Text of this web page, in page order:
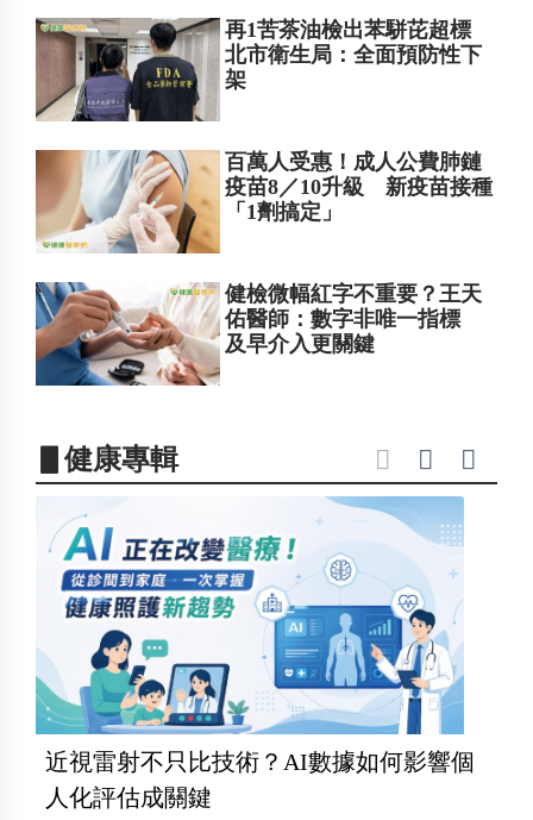
再1苦茶油檢出苯駢芘超標
北市衛生局：全面預防性下
架
百萬人受惠！成人公費肺鏈
疫苗8／10升級 新疫苗接種
「1劑搞定」
健檢微幅紅字不重要？王天
佑醫師：數字非唯一指標
及早介入更關鍵
▋健康專輯
近視雷射不只比技術？AI數據如何影響個
人化評估成關鍵